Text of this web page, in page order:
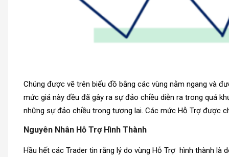
Chúng được vẽ trên biểu đồ bằng các vùng nằm ngang và
mức giá này đều đã gây ra sự đảo chiều diễn ra trong quá
những sự đảo chiều trong tương lai. Các mức Hỗ Trợ được
Nguyên Nhân Hỗ Trợ Hình Thành
Hầu hết các Trader tin rằng lý do vùng Hỗ Trợ hình thành